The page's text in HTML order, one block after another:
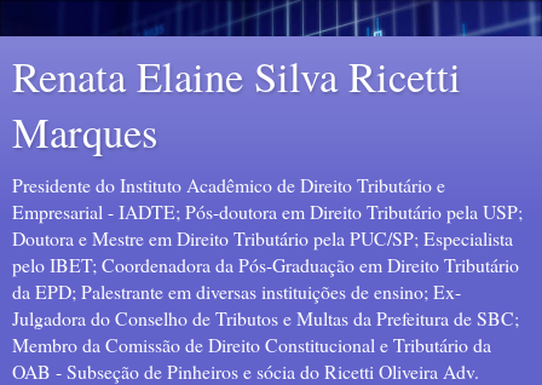
Renata Elaine Silva Ricetti
Marques
Presidente do Instituto Acadêmico de Direito Tributário e
Empresarial - IADTE; Pós-doutora em Direito Tributário pela USP;
Doutora e Mestre em Direito Tributário pela PUC/SP; Especialista
pelo IBET; Coordenadora da Pós-Graduação em Direito Tributário
da EPD; Palestrante em diversas instituições de ensino; Ex-
Julgadora do Conselho de Tributos e Multas da Prefeitura de SBC;
Membro da Comissão de Direito Constitucional e Tributário da
OAB - Subseção de Pinheiros e sócia do Ricetti Oliveira Adv.